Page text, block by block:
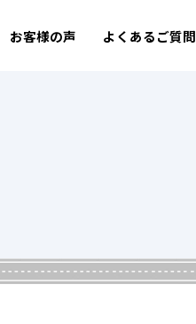
お客様の声 よくあるご質問